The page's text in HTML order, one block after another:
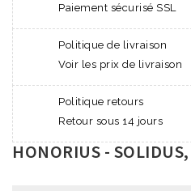
Paiement sécurisé SSL
Politique de livraison
Voir les prix de livraison
Politique retours
Retour sous 14 jours
HONORIUS -